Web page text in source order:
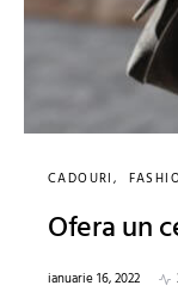
CADOURI
Ofera un
ianuarie 16, 2022